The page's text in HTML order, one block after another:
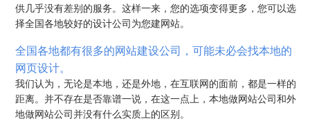
供几乎没有差别的服务。这样一来，您的选项变得更多，您可以选
择全国各地较好的设计公司为您建网站。
全国各地都有很多的网站建设公司，可能未必会找本地的
网页设计。
我们认为，无论是本地，还是外地，在互联网的面前，都是一样的
距离。并不存在是否靠谱一说，在这一点上，本地做网站公司和外
地做网站公司并没有什么实质上的区别。